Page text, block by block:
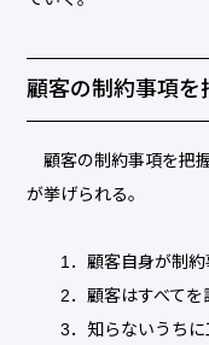
顧客の制約事項を
顧客の制約事項を把
が挙げられる。
1．顧客自身が制約
2．顧客はすべてを
3．知らないうちに